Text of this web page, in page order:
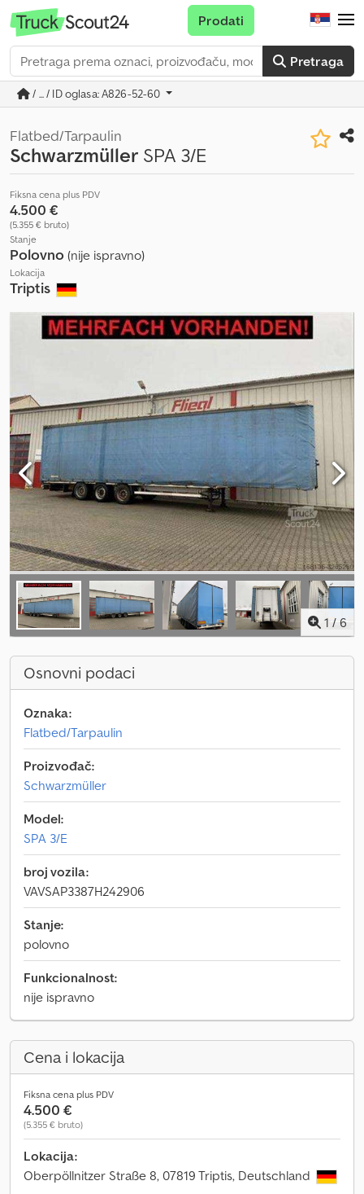
Pretraga
Prodati
/ ... / ID oglasa: A826-52-60
Flatbed/Tarpaulin
Schwarzmüller SPA 3/E
Fiksna cena plus PDV
4.500 €
(5.355 € bruto)
Stanje
Polovno (nije ispravno)
Lokacija
Triptis
1 / 6
Osnovni podaci
Oznaka:
Flatbed/Tarpaulin
Proizvođač:
Schwarzmüller
Model:
SPA 3/E
broj vozila:
VAVSAP3387H242906
Stanje:
polovno
Funkcionalnost:
nije ispravno
Cena i lokacija
Fiksna cena plus PDV
4.500 €
(5.355 € bruto)
Lokacija:
Oberpöllnitzer Straße 8, 07819 Triptis, Deutschland